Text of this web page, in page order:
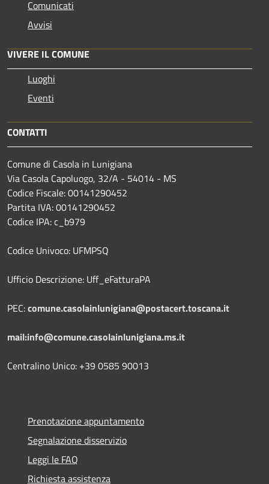
Comunicati
Avvisi
VIVERE IL COMUNE
Luoghi
Eventi
CONTATTI
Comune di Casola in Lunigiana
Via Casola Capoluogo, 32/A - 54014 - MS
Codice Fiscale: 00141290452
Partita IVA: 00141290452
Codice IPA: c_b979
Codice Univoco: UFMPSQ
Ufficio Descrizione: Uff_eFatturaPA
PEC:comune.casolainlunigiana@postacert.toscana.it
mail:info@comune.casolainlunigiana.ms.it
Centralino Unico: +39 0585 90013
Prenotazione appuntamento
Segnalazione disservizio
Leggi le FAQ
Richiesta assistenza